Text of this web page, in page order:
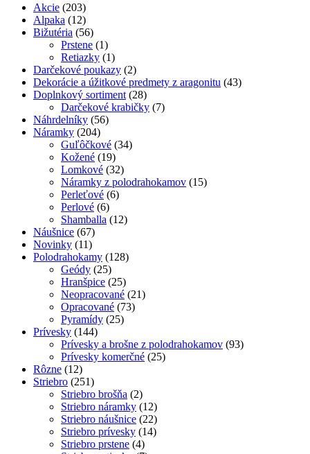
Akcie (203)
Alpaka (12)
Bižutéria (56)
Prstene (1)
Retiazky (1)
Darčekové poukazy (2)
Dekorácie a úžitkové predmety z aragonitu (43)
Doplnkový sortiment (28)
Darčekové krabičky (7)
Náhrdelníky (56)
Náramky (204)
Guľôčkové (34)
Kožené (19)
Lomkové (32)
Náramky z polodrahokamov (15)
Perleťové (6)
Perlové (6)
Shamballa (12)
Náušnice (67)
Novinky (11)
Polodrahokamy (128)
Geódy (25)
Hranšpice (25)
Neopracované (21)
Opracované (73)
Pyramídy (25)
Prívesky (144)
Prívesky a brošne z polodrahokamov (93)
Prívesky komerčné (25)
Rôzne (12)
Striebro (251)
Striebro brošňa (2)
Striebro náramky (12)
Striebro náušnice (22)
Striebro prívesky (14)
Striebro prstene (4)